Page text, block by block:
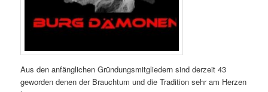
Aus den anfänglichen Gründungsmitgliedern sind derzeit 43
geworden denen der Brauchtum und die Tradition sehr am Herzen